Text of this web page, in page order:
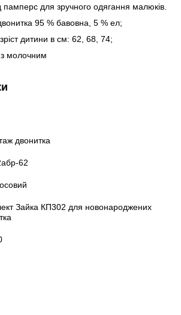
памперс для зручного одягання малюків.
95 % бавовна, 5 % ел;
дитини в см: 62, 68, 74;
з молочним
двонитка
62
Зайка КП302 для новонароджених